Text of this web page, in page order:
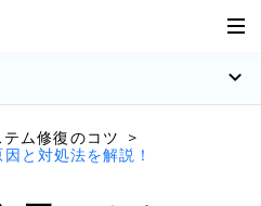
テム修復のコツ
>
と対処法を解説！